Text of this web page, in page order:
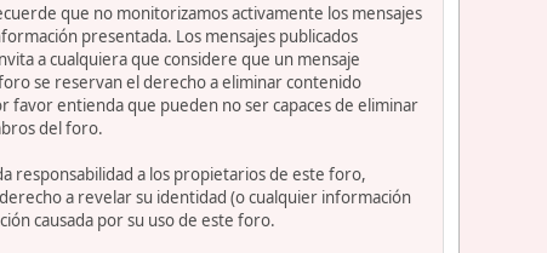
que no monitorizamos activamente los mensajes
presentada. Los mensajes publicados
a cualquiera que considere que un mensaje
se reservan el derecho a eliminar contenido
favor entienda que pueden no ser capaces de eliminar
del foro.
responsabilidad a los propietarios de este foro,
a revelar su identidad (o cualquier información
causada por su uso de este foro.